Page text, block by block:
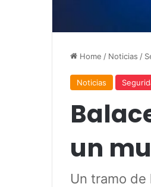
Home / Noticias /
Noticias
un
Un tramo